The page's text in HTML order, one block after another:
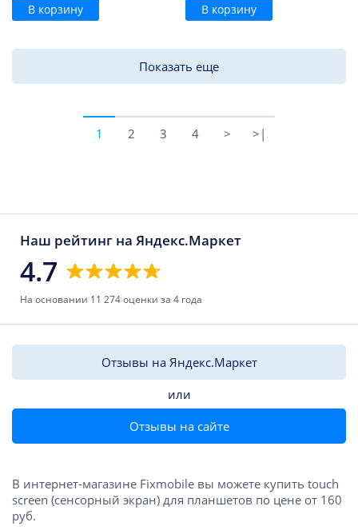
В корзину В корзину
Показать еще
1 2 3 4 > >|
Наш рейтинг на Яндекс.Маркет
4.7
На основании 11 274 оценки за 4 года
Отзывы на Яндекс.Маркет
или
Отзывы на сайте
В интернет-магазине Fixmobile вы можете купить touch
screen (сенсорный экран) для планшетов по цене от 160
руб.